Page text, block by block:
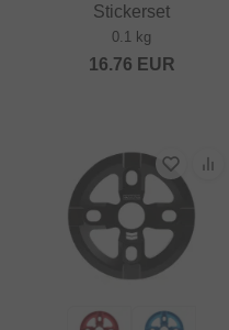
Stickerset
0.1 kg
16.76 EUR